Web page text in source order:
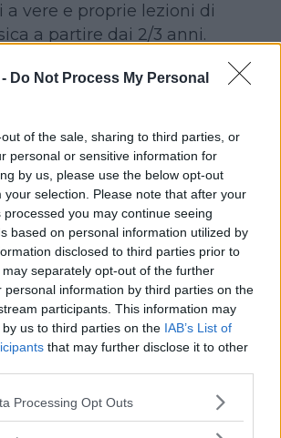
Do Not Process My Personal
of the sale, sharing to third parties, or
personal or sensitive information for
by us, please use the below opt-out
your selection. Please note that after your
you may continue seeing
based on personal information utilized by
disclosed to third parties prior to
separately opt-out of the further
personal information by third parties on the
participants. This information may
us to third parties on the IAB’s List of
that may further disclose it to other
website/app uses one or more Google
Processing Opt Outs
a vere e proprie lezioni di
a partire dai 2/3 anni.
sono i bambini più motivati
hanno mostrato un
quelli che vogliono solo
sicuri…, esistono corsi
che vengono chiamati
, per un approccio alla
c’è il
i bambini al ritmo
e immaginazione
trainanti e proponendo il
di gioco.
coinvolti in giochi
che, normalmente,